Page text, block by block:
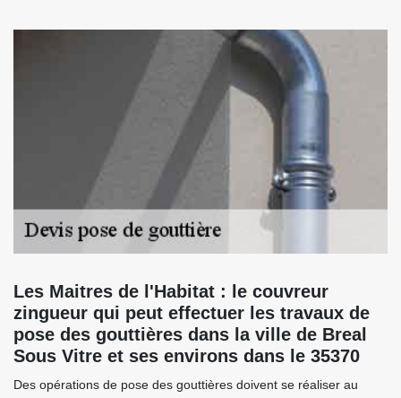
Les Maitres de l'Habitat : le couvreur
zingueur qui peut effectuer les travaux de
pose des gouttières dans la ville de Breal
Sous Vitre et ses environs dans le 35370
Des opérations de pose des gouttières doivent se réaliser au